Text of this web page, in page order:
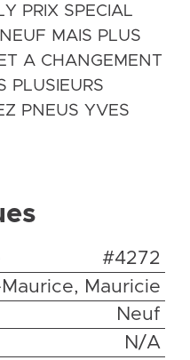
PRIX SPECIAL
MAIS PLUS
A CHANGEMENT
PLUSIEURS
PNEUS YVES
#4272
Mauricie
Neuf
N/A